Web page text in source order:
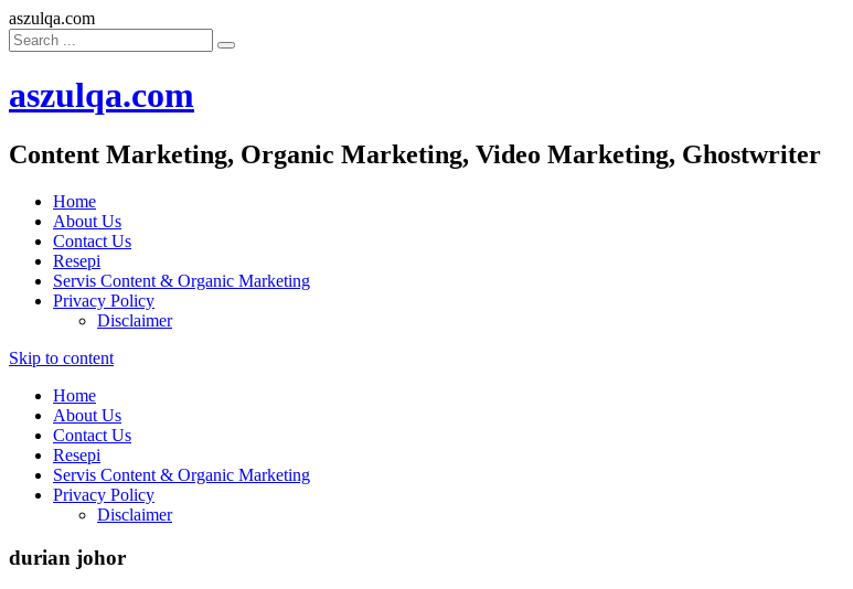
aszulqa.com
aszulqa.com
Content Marketing, Organic Marketing, Video Marketing, Ghostwriter
Home
About Us
Contact Us
Resepi
Servis Content & Organic Marketing
Privacy Policy
Disclaimer
Skip to content
Home
About Us
Contact Us
Resepi
Servis Content & Organic Marketing
Privacy Policy
Disclaimer
durian johor